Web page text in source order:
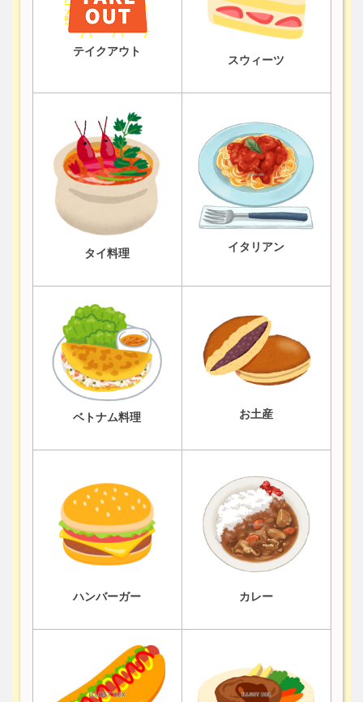
テイクアウト
スウィーツ
タイ料理
イタリアン
ベトナム料理 お土産
ハンバーガー カレー